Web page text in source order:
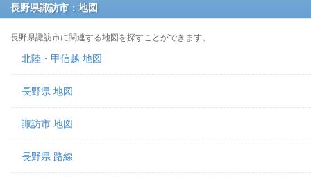
長野県諏訪市：地図
長野県諏訪市に関連する地図を探すことができます。
北陸・甲信越 地図
長野県 地図
諏訪市 地図
長野県 路線